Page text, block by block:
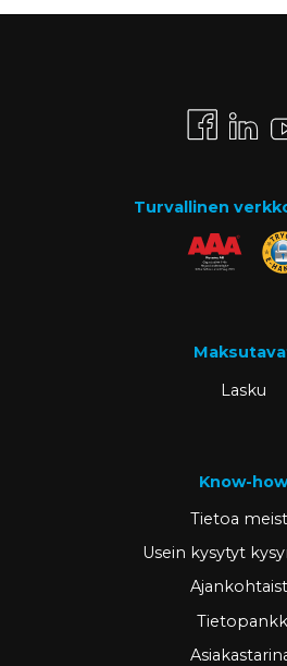
Turvallinen
Lasku
Know-how
Tietoa
Usein kysytyt